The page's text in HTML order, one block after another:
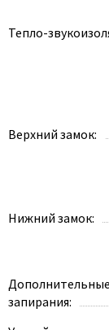
Тепло-
Верхний замок:
Нижний замок:
запирания: